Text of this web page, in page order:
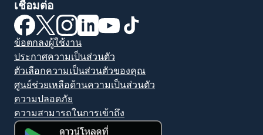
เชื่อมต่อ
(เปิดในหน้าต่างใหม่)
(เปิดในหน้าต่างใหม่)
(เปิดในหน้าต่างใหม่)
(เปิดในหน้าต่างใหม่)
(เปิดในหน้าต่างใหม่)
ข้อตกลงผู้ใช้งาน
ประกาศความเป็นส่วนตัว
ตัวเลือกความเป็นส่วนตัวของคุณ
ศูนย์ช่วยเหลือด้านความเป็นส่วนตัว
ความปลอดภัย
ความสามารถในการเข้าถึง